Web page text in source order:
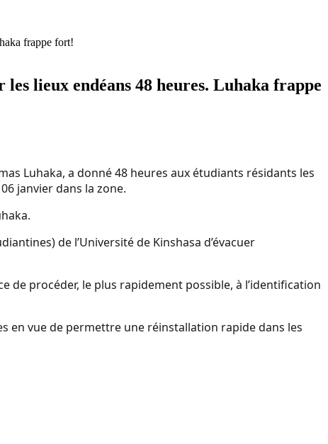
frappe fort!
lieux endéans 48 heures. Luhaka frappe
Luhaka, a donné 48 heures aux étudiants résidants les
janvier dans la zone.
de l’Université de Kinshasa d’évacuer
de procéder, le plus rapidement possible, à l’identification
en vue de permettre une réinstallation rapide dans les